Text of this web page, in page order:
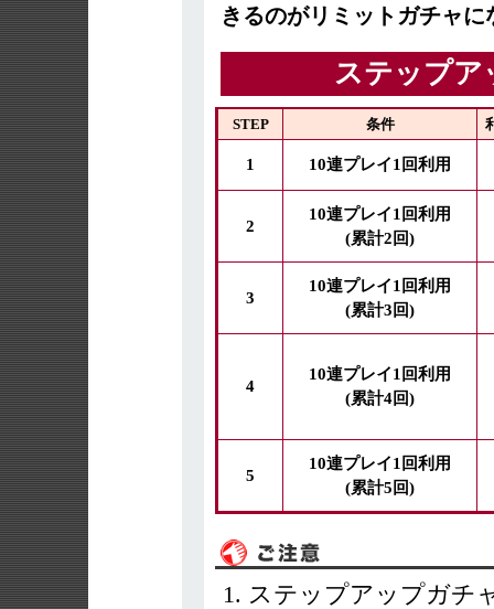
きるのがリミットガチャに
ステップア
STEP 条件
1 10連プレイ1回利用
2
10連プレイ1回利用
(累計2回)
3
10連プレイ1回利用
(累計3回)
4
10連プレイ1回利用
(累計4回)
5
10連プレイ1回利用
(累計5回)
ステップアップガチ